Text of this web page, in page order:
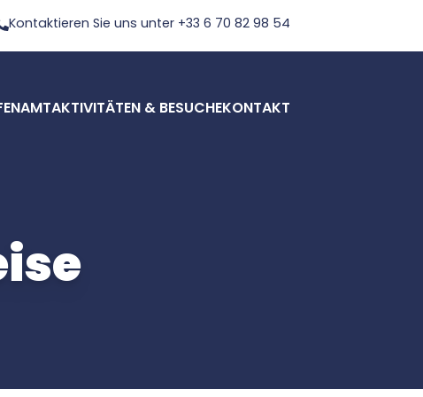
Kontaktieren Sie uns unter +33 6 70 82 98 54
AKTIVITÄTEN & BESUCHEKONTAKT